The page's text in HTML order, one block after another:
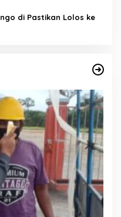
di Pastikan Lolos ke